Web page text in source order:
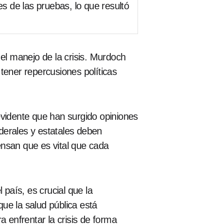
de las pruebas, lo que resultó
manejo de la crisis. Murdoch
repercusiones políticas
que han surgido opiniones
y estatales deben
que es vital que cada
país, es crucial que la
la salud pública está
enfrentar la crisis de forma